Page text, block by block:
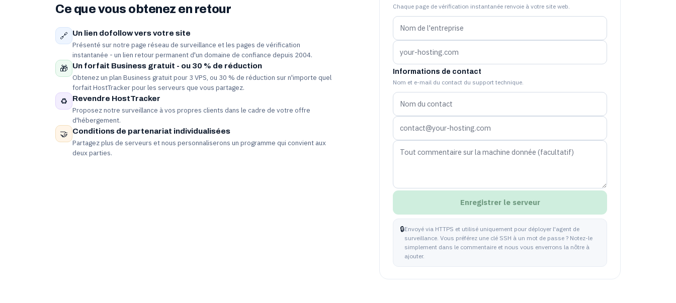
Ce que vous obtenez en retour
🔗 Un lien dofollow vers votre site
Présenté sur notre page réseau de surveillance et les pages de vérification
instantanée - un lien retour permanent d'un domaine de confiance depuis 2004.
🎁 Un forfait Business gratuit - ou 30 % de réduction
Obtenez un plan Business gratuit pour 3 VPS, ou 30 % de réduction sur n'importe quel
forfait HostTracker pour les serveurs que vous partagez.
♻️ Revendre HostTracker
Proposez notre surveillance à vos propres clients dans le cadre de votre offre
d'hébergement.
🤝 Conditions de partenariat individualisées
Partagez plus de serveurs et nous personnaliserons un programme qui convient aux
deux parties.
Chaque page de vérification instantanée renvoie à votre site web.
Informations de contact
Nom et e-mail du contact du support technique.
Enregistrer le serveur
🔒Envoyé via HTTPS et utilisé uniquement pour déployer l'agent de
surveillance. Vous préférez une clé SSH à un mot de passe ? Notez-le
simplement dans le commentaire et nous vous enverrons la nôtre à
ajouter.